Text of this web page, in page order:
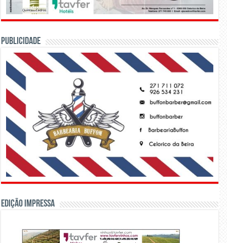
PUBLICIDADE
Edição Impressa